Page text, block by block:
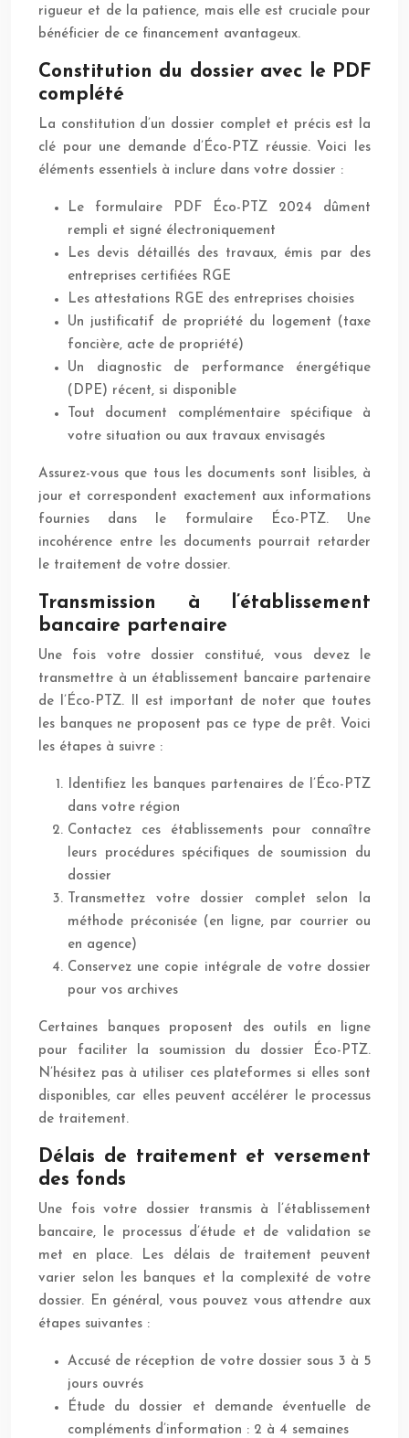
rigueur et de la patience, mais elle est cruciale pour
bénéficier de ce financement avantageux.
Constitution du dossier avec le PDF
complété
La constitution d’un dossier complet et précis est la
clé pour une demande d’Éco-PTZ réussie. Voici les
éléments essentiels à inclure dans votre dossier :
Le formulaire PDF Éco-PTZ 2024 dûment
rempli et signé électroniquement
Les devis détaillés des travaux, émis par des
entreprises certifiées RGE
Les attestations RGE des entreprises choisies
Un justificatif de propriété du logement (taxe
foncière, acte de propriété)
Un diagnostic de performance énergétique
(DPE) récent, si disponible
Tout document complémentaire spécifique à
votre situation ou aux travaux envisagés
Assurez-vous que tous les documents sont lisibles, à
jour et correspondent exactement aux informations
fournies dans le formulaire Éco-PTZ. Une
incohérence entre les documents pourrait retarder
le traitement de votre dossier.
Transmission à l’établissement
bancaire partenaire
Une fois votre dossier constitué, vous devez le
transmettre à un établissement bancaire partenaire
de l’Éco-PTZ. Il est important de noter que toutes
les banques ne proposent pas ce type de prêt. Voici
les étapes à suivre :
Identifiez les banques partenaires de l’Éco-PTZ
dans votre région
Contactez ces établissements pour connaître
leurs procédures spécifiques de soumission du
dossier
Transmettez votre dossier complet selon la
méthode préconisée (en ligne, par courrier ou
en agence)
Conservez une copie intégrale de votre dossier
pour vos archives
Certaines banques proposent des outils en ligne
pour faciliter la soumission du dossier Éco-PTZ.
N’hésitez pas à utiliser ces plateformes si elles sont
disponibles, car elles peuvent accélérer le processus
de traitement.
Délais de traitement et versement
des fonds
Une fois votre dossier transmis à l’établissement
bancaire, le processus d’étude et de validation se
met en place. Les délais de traitement peuvent
varier selon les banques et la complexité de votre
dossier. En général, vous pouvez vous attendre aux
étapes suivantes :
Accusé de réception de votre dossier sous 3 à 5
jours ouvrés
Étude du dossier et demande éventuelle de
compléments d’information : 2 à 4 semaines